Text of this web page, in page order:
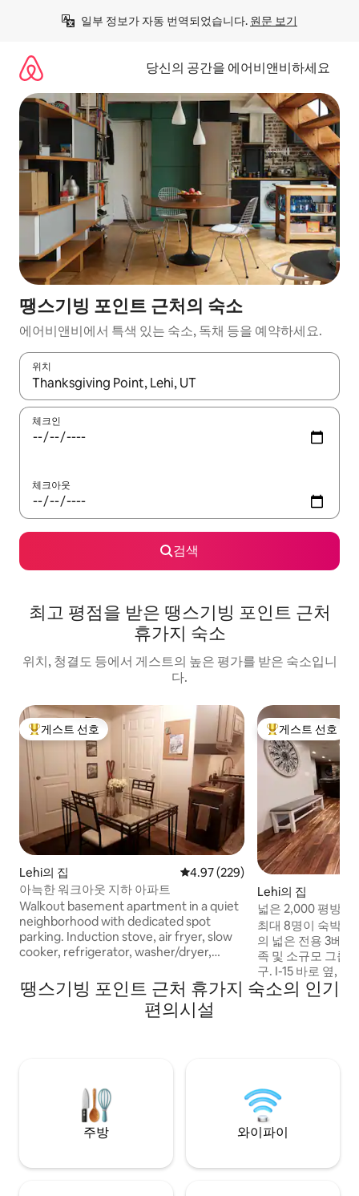
일부 정보가 자동 번역되었습니다. 원문 보기
당신의 공간을 에어비앤비하세요
땡스기빙 포인트 근처의 숙소
에어비앤비에서 특색 있는 숙소, 독채 등을 예약하세요.
위치
결과가 나오면 위·아래 화살표 키를 사용하거나 터치 또는 스와이
체크인
체크아웃
검색
최고 평점을 받은 땡스기빙 포인트 근처
휴가지 숙소
위치, 청결도 등에서 게스트의 높은 평가를 받은 숙소입니
다.
상위 게스트 선호
게스트 선호
Lehi의 집 평점 4.97점(5점 만점), 후기 229
4.97 (229)
아늑한 워크아웃 지하 아파트
Walkout basement apartment in a quiet
neighborhood with dedicated spot
parking. Induction stove, air fryer, slow
cooker, refrigerator, washer/dryer,
Northlake Park. Close to I-15. 30-45
minutes from the main ski resorts. 35
minutes from SLC International Airport.
so expect some light footsteps.
상위 게스트 선호
게스트 선호
Lehi의 집
넓은 2,000 평방
로보–SLC 지역
최대 8명이 숙박할
의 넓은 전용 3베
족 및 소규모 그룹
구. I-15 바로 옆, 프
거리. 완비된 주방, 편안한 침대, 고속 와이
파이, 휴식을 취할
한 예외 사항으로
물을 포함한 동물
다.
땡스기빙 포인트 근처 휴가지 숙소의 인기
편의시설
주방 와이파이